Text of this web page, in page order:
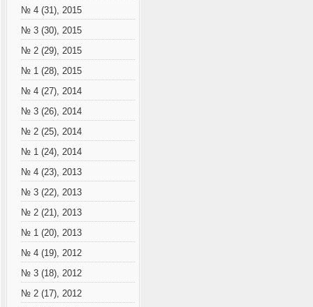
№ 4 (31), 2015
№ 3 (30), 2015
№ 2 (29), 2015
№ 1 (28), 2015
№ 4 (27), 2014
№ 3 (26), 2014
№ 2 (25), 2014
№ 1 (24), 2014
№ 4 (23), 2013
№ 3 (22), 2013
№ 2 (21), 2013
№ 1 (20), 2013
№ 4 (19), 2012
№ 3 (18), 2012
№ 2 (17), 2012